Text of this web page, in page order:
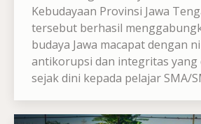
Kebudayaan Provinsi Jawa
tersebut berhasil
budaya Jawa macapat dengan
antikorupsi dan integritas yang
sejak dini kepada pelajar SMA/